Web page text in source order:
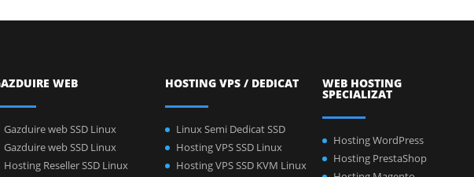
WEB
Gazduire web SSD Linux
Gazduire web SSD Linux
Hosting Reseller SSD Linux
HOSTING VPS / DEDICAT
Linux Semi Dedicat SSD
Hosting VPS SSD Linux
Hosting VPS SSD KVM Linux
WEB HOSTING
SPECIALIZAT
Hosting WordPress
Hosting PrestaShop